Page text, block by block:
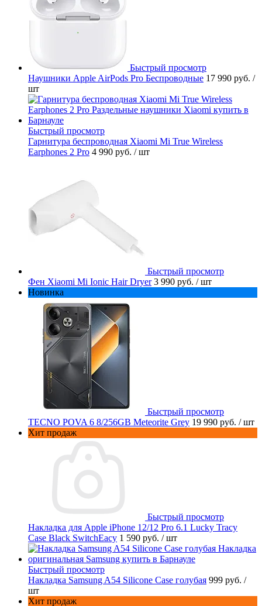
Быстрый просмотр
Наушники Apple AirPods Pro Беспроводные 17 990 руб. /
шт
Быстрый просмотр
Гарнитура беспроводная Xiaomi Mi True Wireless
Earphones 2 Pro 4 990 руб. / шт
Быстрый просмотр
Фен Xiaomi Mi Ionic Hair Dryer 3 990 руб. / шт
Новинка
Быстрый просмотр
TECNO POVA 6 8/256GB Meteorite Grey 19 990 руб. / шт
Хит продаж
Быстрый просмотр
Накладка для Apple iPhone 12/12 Pro 6.1 Lucky Tracy
Case Black SwitchEacy 1 590 руб. / шт
Быстрый просмотр
Накладка Samsung A54 Silicone Case голубая 999 руб. /
шт
Хит продаж